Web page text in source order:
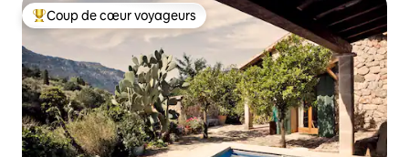
Coups de cœur voyageurs les plus appréciés
Coup de cœur voyageurs